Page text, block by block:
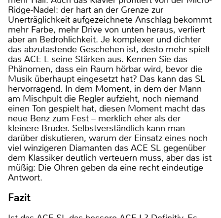
Ridge-Nadel: der hart an der Grenze zur
Unerträglichkeit aufgezeichnete Anschlag bekommt
mehr Farbe, mehr Drive von unten heraus, verliert
aber an Bedrohlichkeit. Je komplexer und dichter
das abzutastende Geschehen ist, desto mehr spielt
das ACE L seine Stärken aus. Kennen Sie das
Phänomen, dass ein Raum hörbar wird, bevor die
Musik überhaupt eingesetzt hat? Das kann das SL
hervorragend. In dem Moment, in dem der Mann
am Mischpult die Regler aufzieht, noch niemand
einen Ton gespielt hat, diesen Moment macht das
neue Benz zum Fest – merklich eher als der
kleinere Bruder. Selbstverständlich kann man
darüber diskutieren, warum der Einsatz eines noch
viel winzigeren Diamanten das ACE SL gegenüber
dem Klassiker deutlich verteuern muss, aber das ist
müßig: Die Ohren geben da eine recht eindeutige
Antwort.
Fazit